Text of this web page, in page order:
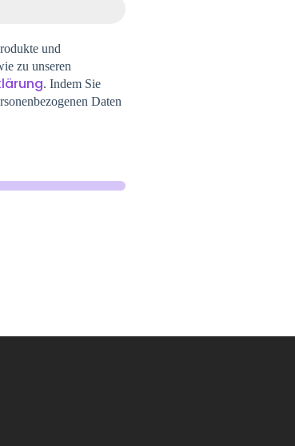
und
zu unseren
. Indem Sie
Daten